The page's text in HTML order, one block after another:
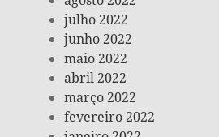
julho 2022
junho 2022
maio 2022
abril 2022
março 2022
fevereiro 2022